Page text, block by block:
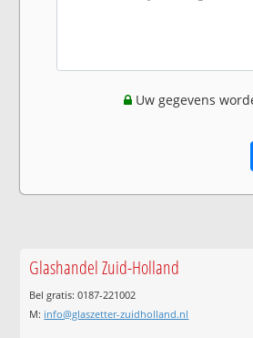
Uw gegevens
Glashandel Zuid-Holland
Bel gratis: 0187-221002
M: info@glaszetter-zuidholland.nl